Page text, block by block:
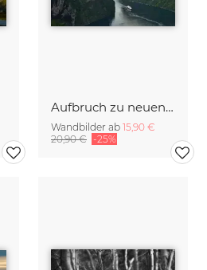
Aufbruch zu neuen Ufern
Wandbilder ab 15,90 €
20,90 € -25%